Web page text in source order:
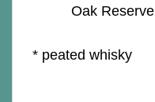
Oak Reserve
* peated whisky